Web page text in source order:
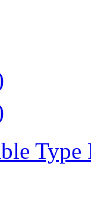
Type